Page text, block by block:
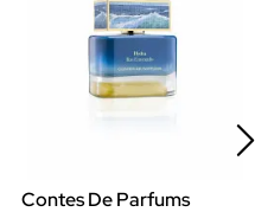
Contes De Parfums